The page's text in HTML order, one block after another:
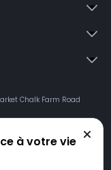
Chalk Farm Road
à votre vie